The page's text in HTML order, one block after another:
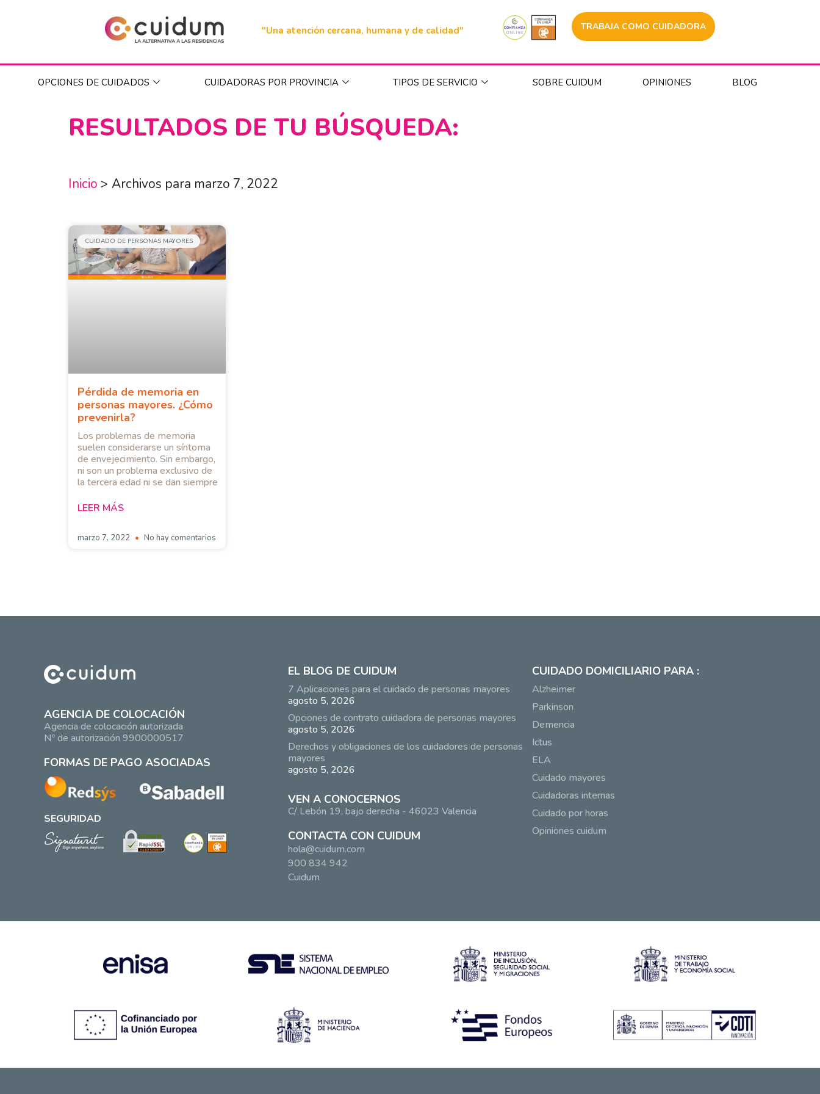
"Una atención cercana, humana y de calidad" TRABAJA COMO CUIDADORA
OPCIONES DE CUIDADOS CUIDADORAS POR PROVINCIA TIPOS DE SERVICIO SOBRE CUIDUM OPINIONES BLOG
RESULTADOS DE TU BÚSQUEDA:
Inicio > Archivos para marzo 7, 2022
CUIDADO DE PERSONAS MAYORES
Pérdida de memoria en
personas mayores. ¿Cómo
prevenirla?
Los problemas de memoria
suelen considerarse un síntoma
de envejecimiento. Sin embargo,
ni son un problema exclusivo de
la tercera edad ni se dan siempre
LEER MÁS
marzo 7, 2022 No hay comentarios
AGENCIA DE COLOCACIÓN
Agencia de colocación autorizada
Nº de autorización 9900000517
FORMAS DE PAGO ASOCIADAS
SEGURIDAD
EL BLOG DE CUIDUM
7 Aplicaciones para el cuidado de personas mayores
agosto 5, 2026
Opciones de contrato cuidadora de personas mayores
agosto 5, 2026
Derechos y obligaciones de los cuidadores de personas
mayores
agosto 5, 2026
VEN A CONOCERNOS
C/ Lebón 19, bajo derecha - 46023 Valencia
CONTACTA CON CUIDUM
hola@cuidum.com
900 834 942
Cuidum
CUIDADO DOMICILIARIO PARA :
Alzheimer
Parkinson
Demencia
Ictus
ELA
Cuidado mayores
Cuidadoras internas
Cuidado por horas
Opiniones cuidum